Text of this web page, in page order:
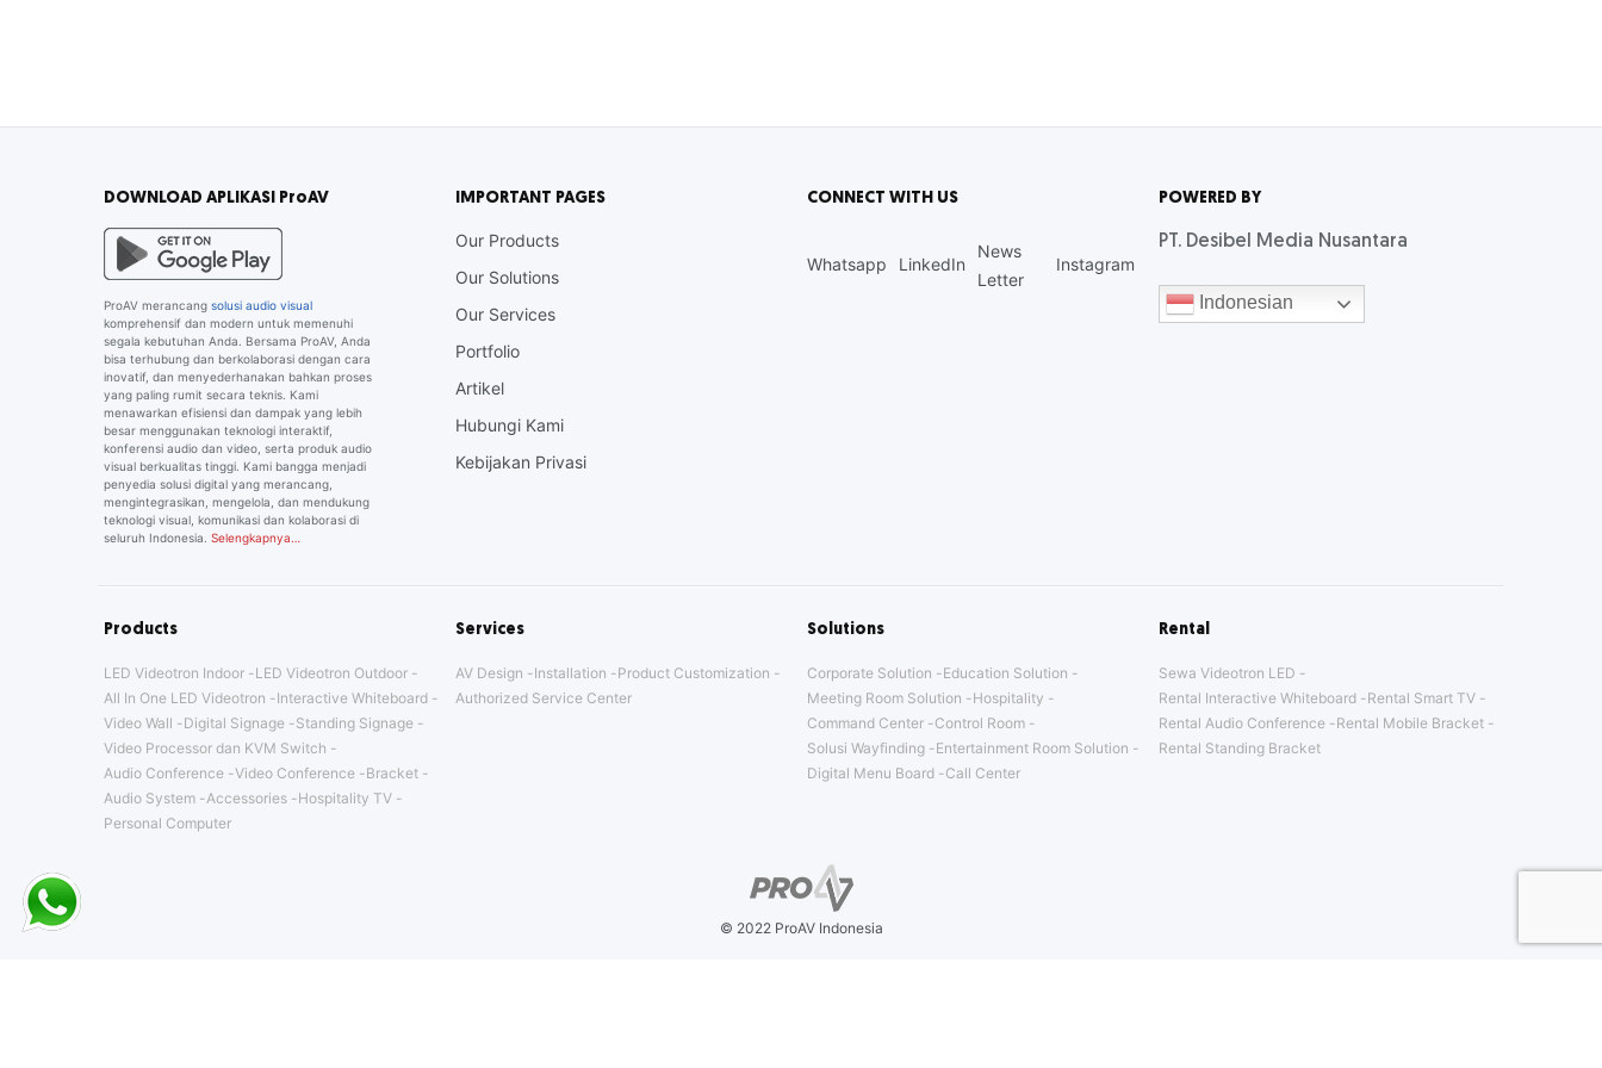
DOWNLOAD APLIKASI ProAV
ProAV merancang solusi audio visual
komprehensif dan modern untuk memenuhi
segala kebutuhan Anda. Bersama ProAV, Anda
bisa terhubung dan berkolaborasi dengan cara
inovatif, dan menyederhanakan bahkan proses
yang paling rumit secara teknis. Kami
menawarkan efisiensi dan dampak yang lebih
besar menggunakan teknologi interaktif,
konferensi audio dan video, serta produk audio
visual berkualitas tinggi. Kami bangga menjadi
penyedia solusi digital yang merancang,
mengintegrasikan, mengelola, dan mendukung
teknologi visual, komunikasi dan kolaborasi di
seluruh Indonesia. Selengkapnya…
IMPORTANT PAGES
Our Products
Our Solutions
Our Services
Portfolio
Artikel
Hubungi Kami
Kebijakan Privasi
CONNECT WITH US
Whatsapp LinkedIn
News
Letter
Instagram
POWERED BY
PT. Desibel Media Nusantara
Indonesian
Products
LED Videotron Indoor
LED Videotron Outdoor
All In One LED Videotron
Interactive Whiteboard
Video Wall
Digital Signage
Standing Signage
Video Processor dan KVM Switch
Audio Conference Video Conference
Bracket
Audio System Accessories
Hospitality TV
Personal Computer
Services
AV Design Installation
Product Customization
Authorized Service Center
Solutions
Corporate Solution
Education Solution
Meeting Room Solution
Hospitality
Command Center
Control Room
Solusi Wayfinding
Entertainment Room Solution
Digital Menu Board
Call Center
Rental
Sewa Videotron LED
Rental Interactive Whiteboard
Rental Smart TV
Rental Audio Conference
Rental Mobile Bracket
Rental Standing Bracket
© 2022 ProAV Indonesia